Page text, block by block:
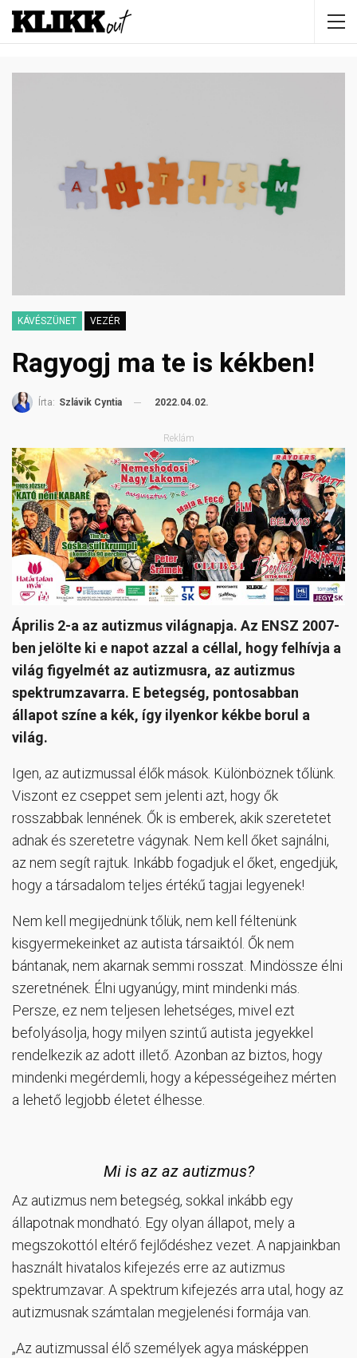
KÁVÉSZÜNET VEZÉR
Ragyogj ma te is kékben!
Írta: Szlávik Cyntia 2022.04.02.
Reklám
Április 2-a az autizmus világnapja. Az ENSZ 2007-
ben jelölte ki e napot azzal a céllal, hogy felhívja a
világ figyelmét az autizmusra, az autizmus
spektrumzavarra. E betegség, pontosabban
állapot színe a kék, így ilyenkor kékbe borul a
világ.
Igen, az autizmussal élők mások. Különböznek tőlünk.
Viszont ez cseppet sem jelenti azt, hogy ők
rosszabbak lennének. Ők is emberek, akik szeretetet
adnak és szeretetre vágynak. Nem kell őket sajnálni,
az nem segít rajtuk. Inkább fogadjuk el őket, engedjük,
hogy a társadalom teljes értékű tagjai legyenek!
Nem kell megijednünk tőlük, nem kell féltenünk
kisgyermekeinket az autista társaiktól. Ők nem
bántanak, nem akarnak semmi rosszat. Mindössze élni
szeretnének. Élni ugyanúgy, mint mindenki más.
Persze, ez nem teljesen lehetséges, mivel ezt
befolyásolja, hogy milyen szintű autista jegyekkel
rendelkezik az adott illető. Azonban az biztos, hogy
mindenki megérdemli, hogy a képességeihez mérten
a lehető legjobb életet élhesse.
Mi is az az autizmus?
Az autizmus nem betegség, sokkal inkább egy
állapotnak mondható. Egy olyan állapot, mely a
megszokottól eltérő fejlődéshez vezet. A napjainkban
használt hivatalos kifejezés erre az autizmus
spektrumzavar. A spektrum kifejezés arra utal, hogy az
autizmusnak számtalan megjelenési formája van.
„Az autizmussal élő személyek agya másképpen